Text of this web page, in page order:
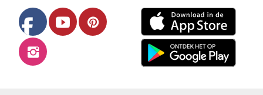
facebook youtube pinterest
instagram